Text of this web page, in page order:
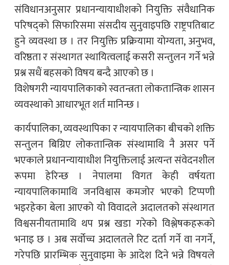
संविधानअनुसार प्रधानन्यायाधीशको नियुक्ति संवैधानिक
परिषद्को सिफारिसमा संसदीय सुनुवाइपछि राष्ट्रपतिबाट
हुने व्यवस्था छ । तर नियुक्ति प्रक्रियामा योग्यता, अनुभव,
वरिष्ठता र संस्थागत स्थायित्वलाई कसरी सन्तुलन गर्ने भन्ने
प्रश्न सधैं बहसको विषय बन्दै आएको छ ।
विशेषगरी न्यायपालिकाको स्वतन्त्रता लोकतान्त्रिक शासन
व्यवस्थाको आधारभूत शर्त मानिन्छ ।
कार्यपालिका, व्यवस्थापिका र न्यायपालिका बीचको शक्ति
सन्तुलन बिग्रिए लोकतान्त्रिक संस्थामाथि नै असर पर्ने
भएकाले प्रधानन्यायाधीश नियुक्तिलाई अत्यन्त संवेदनशील
रूपमा हेरिन्छ । नेपालमा विगत केही वर्षयता
न्यायपालिकामाथि जनविश्वास कमजोर भएको टिप्पणी
भइरहेका बेला आएको यो विवादले अदालतको संस्थागत
विश्वसनीयतामाथि थप प्रश्न खडा गरेको विश्लेषकहरूको
भनाइ छ । अब सर्वोच्च अदालतले रिट दर्ता गर्ने वा नगर्ने,
गरेपछि प्रारम्भिक सुनुवाइमा के आदेश दिने भन्ने विषयले